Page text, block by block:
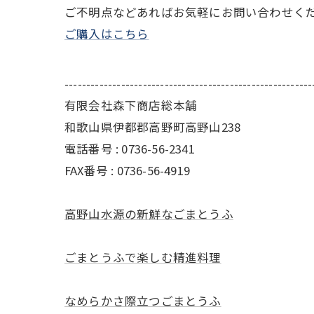
ご不明点などあればお気軽にお問い合わせく
ご購入はこちら
有限会社森下商店総本舗
和歌山県伊都郡高野町高野山238
電話番号 : 0736-56-2341
FAX番号 : 0736-56-4919
高野山水源の新鮮なごまとうふ
ごまとうふで楽しむ精進料理
なめらかさ際立つごまとうふ